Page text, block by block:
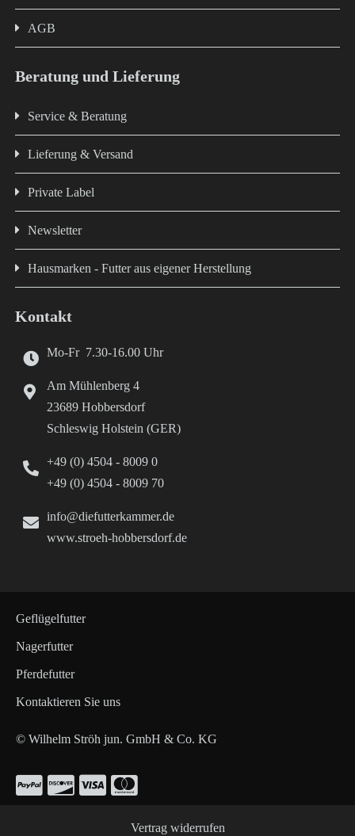
AGB
Beratung und Lieferung
Service & Beratung
Lieferung & Versand
Private Label
Newsletter
Hausmarken - Futter aus eigener Herstellung
Kontakt
Mo-Fr 7.30-16.00 Uhr
Am Mühlenberg 4
23689 Hobbersdorf
Schleswig Holstein (GER)
+49 (0) 4504 - 8009 0
+49 (0) 4504 - 8009 70
info@diefutterkammer.de
www.stroeh-hobbersdorf.de
Geflügelfutter
Nagerfutter
Pferdefutter
Kontaktieren Sie uns
© Wilhelm Ströh jun. GmbH & Co. KG
Vertrag widerrufen